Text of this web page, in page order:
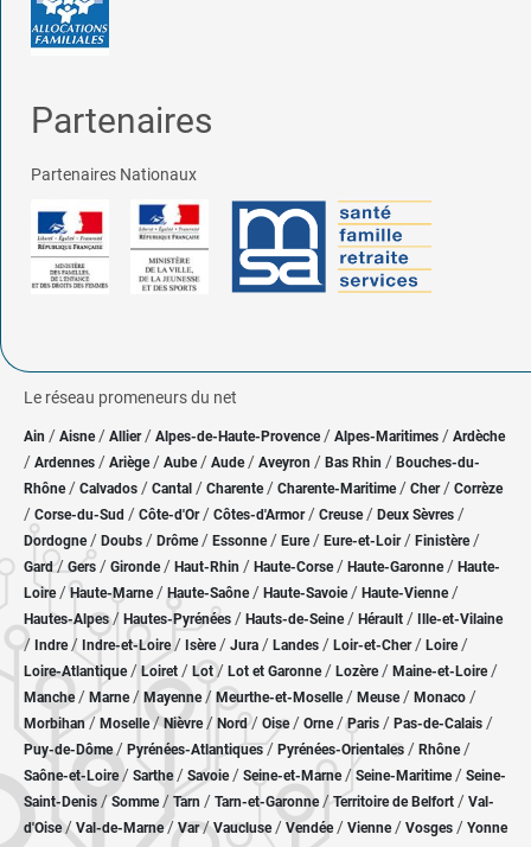
Partenaires
Partenaires Nationaux
Le réseau promeneurs du net
Ain / Aisne/ Allier/ Alpes-de-Haute-Provence / Alpes-Maritimes / Ardèche
/ Ardennes / Ariège/ Aube/ Aude / Aveyron / Bas Rhin / Bouches-du-
Rhône/ Calvados / Cantal / Charente / Charente-Maritime/ Cher / Corrèze
/ Corse-du-Sud / Côte-d'Or / Côtes-d'Armor/ Creuse/ Deux Sèvres /
Dordogne/ Doubs / Drôme/ Essonne / Eure/ Eure-et-Loir / Finistère/
Gard/Gers / Gironde/ Haut-Rhin / Haute-Corse/ Haute-Garonne/ Haute-
Loire/Haute-Marne/ Haute-Saône/ Haute-Savoie/ Haute-Vienne/
Hautes-Alpes/ Hautes-Pyrénées / Hauts-de-Seine/ Hérault / Ille-et-Vilaine
/ Indre/ Indre-et-Loire/ Isère/ Jura / Landes / Loir-et-Cher/ Loire/
Loire-Atlantique/ Loiret / Lot/ Lot et Garonne/ Lozère / Maine-et-Loire/
Manche/ Marne/ Mayenne/ Meurthe-et-Moselle/ Meuse/ Monaco /
Morbihan/ Moselle/ Nièvre / Nord/ Oise / Orne/Paris / Pas-de-Calais /
Puy-de-Dôme/ Pyrénées-Atlantiques / Pyrénées-Orientales / Rhône/
Saône-et-Loire/ Sarthe/ Savoie/ Seine-et-Marne/ Seine-Maritime/ Seine-
Saint-Denis /Somme/ Tarn / Tarn-et-Garonne/Territoire de Belfort / Val-
d'Oise/ Val-de-Marne/Var/Vaucluse/ Vendée/ Vienne/ Vosges / Yonne